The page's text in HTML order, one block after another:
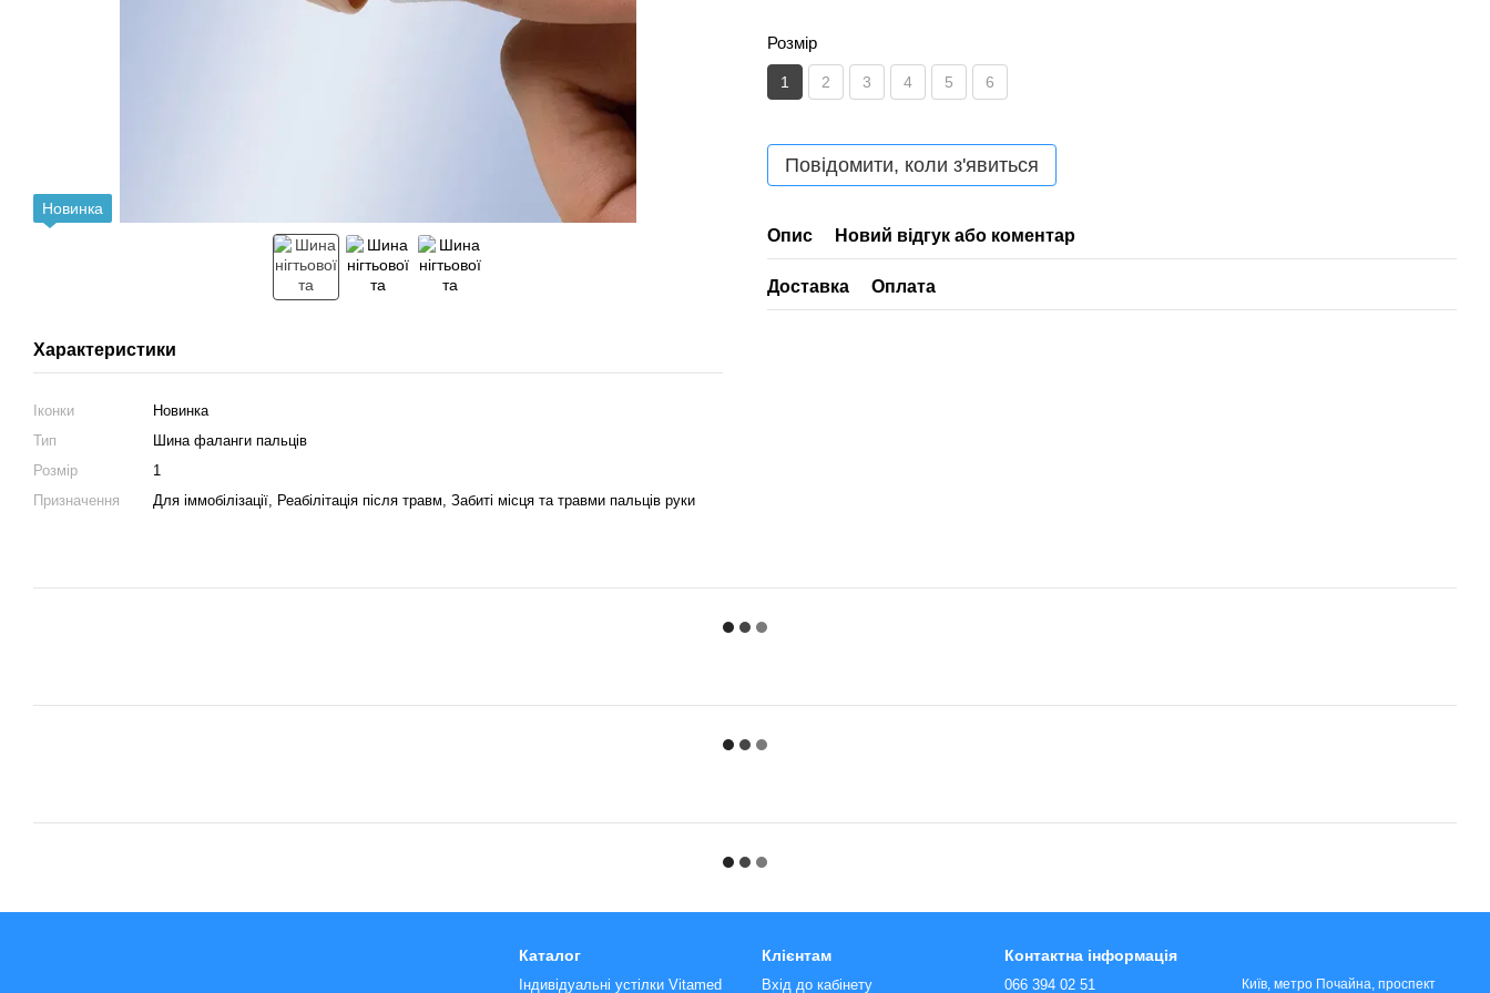
Новинка
Характеристики
Іконки
Новинка
Тип
Шина фаланги пальців
Розмір
1
Призначення
Для іммобілізації, Реабілітація після травм, Забиті місця та травми пальців руки
Розмір
1 2 3 4 5 6
Повідомити, коли з'явиться
Опис Новий відгук або коментар
Доставка Оплата
Каталог
Індивідуальні устілки Vitamed
Клієнтам
Вхід до кабінету
Контактна інформація
066 394 02 51 Київ, метро Почайна, проспект